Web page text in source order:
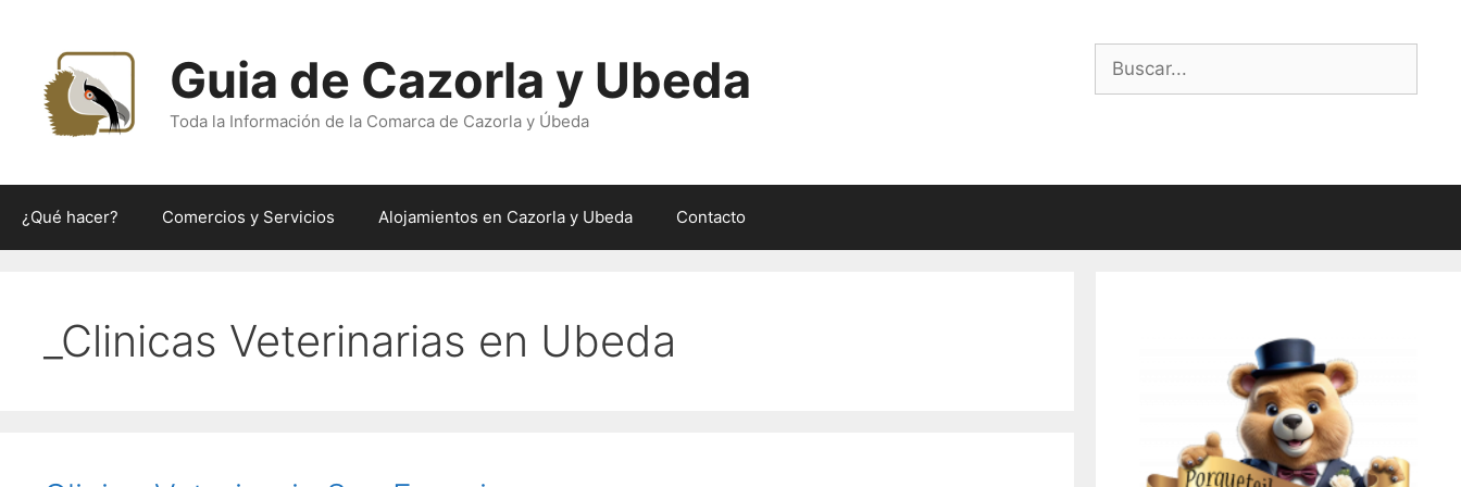
contenido
Buscar:
Guia de Cazorla y Ubeda
Toda la Información de la Comarca de Cazorla y Úbeda
¿Qué hacer? Comercios y Servicios Alojamientos en Cazorla y Ubeda Contacto
_Clinicas Veterinarias en Ubeda